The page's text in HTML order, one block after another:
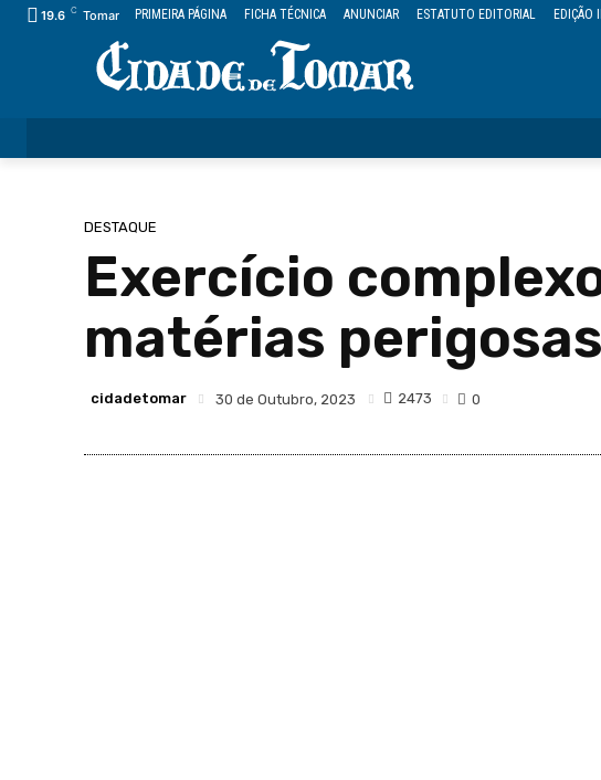
19.6 C Tomar PRIMEIRA PÁGINA FICHA TÉCNICA ANUNCIAR ESTATUTO EDITORIAL EDIÇÃO
DESTAQUE
Exercício
matérias
cidadetomar 30 de Outubro, 2023 2473 0